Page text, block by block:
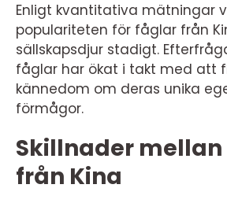
Enligt kvantitativa mätningar
populariteten för fåglar från
sällskapsdjur stadigt.
fåglar har ökat i takt med att
kännedom om deras unika
förmågor.
Skillnader
från Kina